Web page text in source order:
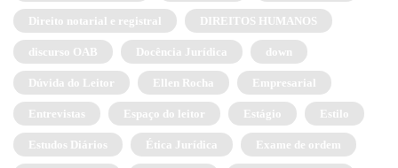
Direito notarial e registral DIREITOS HUMANOS
discurso OAB Docência Jurídica down
Dúvida do Leitor Ellen Rocha Empresarial
Entrevistas Espaço do leitor Estágio Estilo
Estudos Diários Ética Jurídica Exame de ordem